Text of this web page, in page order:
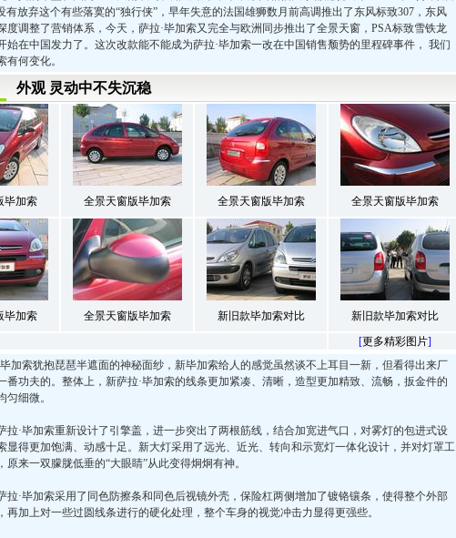
有放弃这个有些落寞的“独行侠”，早年失意的法国雄狮数月前高调推出了东风标致307，东风
度调整了营销体系，今天，萨拉·毕加索又完全与欧洲同步推出了全景天窗，PSA标致雪铁龙
始在中国发力了。这次改款能不能成为萨拉·毕加索一改在中国销售颓势的里程碑事件， 我们
有何变化。
外观 灵动中不失沉稳
毕加索 全景天窗版毕加索 全景天窗版毕加索 全景天窗版毕加索
毕加索 全景天窗版毕加索 新旧款毕加索对比
新旧款毕加索对比
[更多精彩图片]
索犹抱琵琶半遮面的神秘面纱，新毕加索给人的感觉虽然谈不上耳目一新，但看得出来厂
番功夫的。整体上，新萨拉·毕加索的线条更加紧凑、清晰，造型更加精致、流畅，扳金件的
匀细微。
·毕加索重新设计了引擎盖，进一步突出了两根筋线，结合加宽进气口，对雾灯的包进式设
显得更加饱满、动感十足。新大灯采用了远光、近光、转向和示宽灯一体化设计，并对灯罩工
原来一双朦胧低垂的“大眼睛”从此变得炯炯有神。
·毕加索采用了同色防擦条和同色后视镜外壳，保险杠两侧增加了镀铬镶条，使得整个外部
再加上对一些过圆线条进行的硬化处理，整个车身的视觉冲击力显得更强些。